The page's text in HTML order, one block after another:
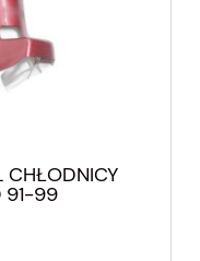
CHŁODNICY
91-99